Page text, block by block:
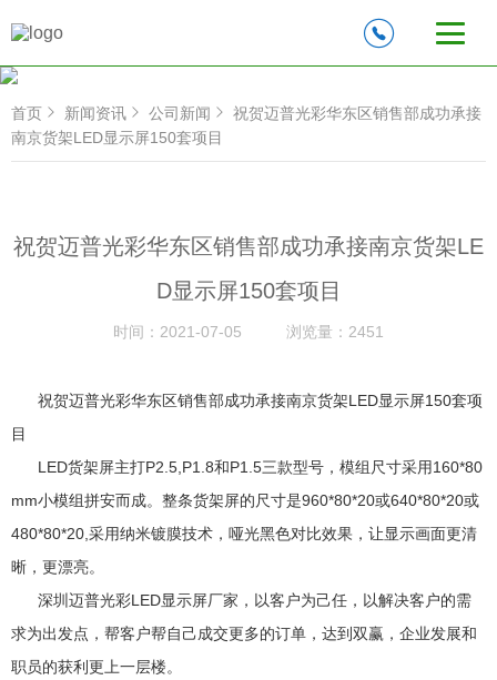
首页 新闻资讯 公司新闻
祝贺迈普光彩华东区销售部成功承接
南京货架LED显示屏150套项目
祝贺迈普光彩华东区销售部成功承接南京货架LE
D显示屏150套项目
时间： 2021-07-05 浏览量： 2451
祝贺迈普光彩华东区销售部成功承接南京货架LED显示屏150套项
目
LED货架屏主打P2.5,P1.8和P1.5三款型号，模组尺寸采用160*80
mm小模组拼安而成。整条货架屏的尺寸是960*80*20或640*80*20或
480*80*20,采用纳米镀膜技术，哑光黑色对比效果，让显示画面更清
晰，更漂亮。
深圳迈普光彩LED显示屏厂家，以客户为己任，以解决客户的需
求为出发点，帮客户帮自己成交更多的订单，达到双赢，企业发展和
职员的获利更上一层楼。